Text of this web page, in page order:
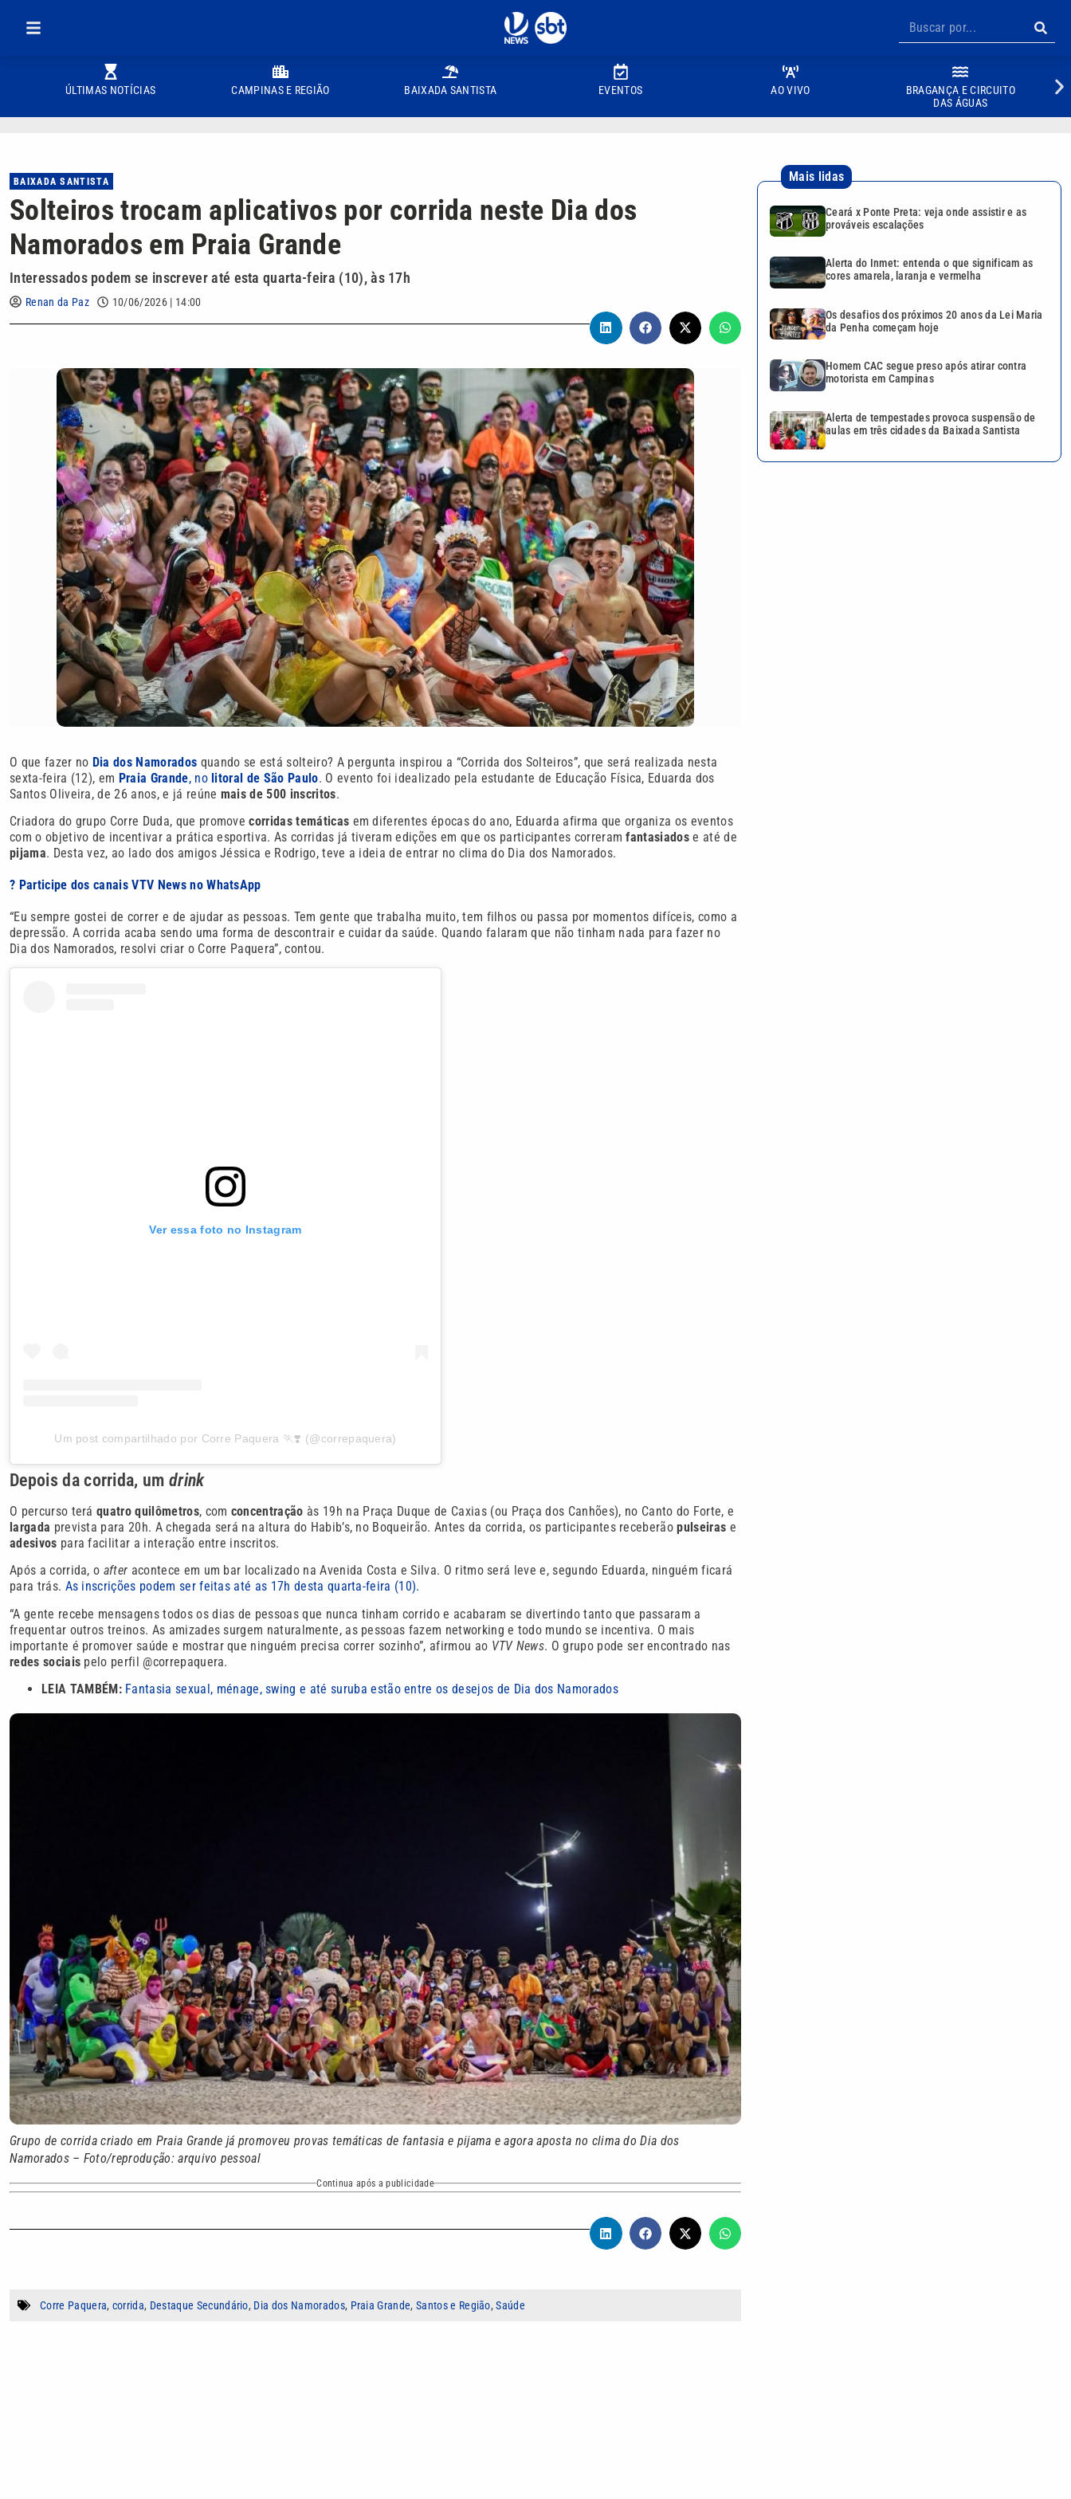
ÚLTIMAS NOTÍCIAS CAMPINAS E REGIÃO BAIXADA SANTISTA EVENTOS AO VIVO
BRAGANÇA E CIRCUITO
DAS ÁGUAS
BAIXADA SANTISTA
Solteiros trocam aplicativos por corrida neste Dia dos
Namorados em Praia Grande
Interessados podem se inscrever até esta quarta-feira (10), às 17h
Renan da Paz 10/06/2026 | 14:00
O que fazer no Dia dos Namorados quando se está solteiro? A pergunta inspirou a “Corrida dos Solteiros”, que será realizada nesta
sexta-feira (12), em Praia Grande, nolitoral de São Paulo. O evento foi idealizado pela estudante de Educação Física, Eduarda dos
Santos Oliveira, de 26 anos, e já reúne mais de 500 inscritos.
Criadora do grupo Corre Duda, que promove corridas temáticas em diferentes épocas do ano, Eduarda afirma que organiza os eventos
com o objetivo de incentivar a prática esportiva. As corridas já tiveram edições em que os participantes correramfantasiadose até de
pijama. Desta vez, ao lado dos amigos Jéssica e Rodrigo, teve a ideia de entrar no clima do Dia dos Namorados.
? Participe dos canais VTV News no WhatsApp
“Eu sempre gostei de correr e de ajudar as pessoas. Tem gente que trabalha muito, tem filhos ou passa por momentos difíceis, como a
depressão. A corrida acaba sendo uma forma de descontrair e cuidar da saúde. Quando falaram que não tinham nada para fazer no
Dia dos Namorados, resolvi criar o Corre Paquera”, contou.
Ver essa foto no Instagram
Um post compartilhado por Corre Paquera 🏃❣️ (@correpaquera)
Depois da corrida, umdrink
O percurso teráquatro quilômetros, com concentração às 19h na Praça Duque de Caxias (ou Praça dos Canhões), no Canto do Forte, e
largada prevista para 20h. A chegada será na altura do Habib’s, no Boqueirão. Antes da corrida, os participantes receberãopulseiras e
adesivos para facilitar a interação entre inscritos.
Após a corrida, o after acontece em um bar localizado na Avenida Costa e Silva. O ritmo será leve e, segundo Eduarda, ninguém ficará
para trás. As inscrições podem ser feitas até as 17h desta quarta-feira (10).
“A gente recebe mensagens todos os dias de pessoas que nunca tinham corrido e acabaram se divertindo tanto que passaram a
frequentar outros treinos. As amizades surgem naturalmente, as pessoas fazem networking e todo mundo se incentiva. O mais
importante é promover saúde e mostrar que ninguém precisa correr sozinho”, afirmou ao VTV News. O grupo pode ser encontrado nas
redes sociais pelo perfil @correpaquera.
LEIA TAMBÉM: Fantasia sexual, ménage, swing e até suruba estão entre os desejos de Dia dos Namorados
Grupo de corrida criado em Praia Grande já promoveu provas temáticas de fantasia e pijama e agora aposta no clima do Dia dos
Namorados – Foto/reprodução: arquivo pessoal
Continua após a publicidade
Corre Paquera, corrida, Destaque Secundário, Dia dos Namorados, Praia Grande,Santos e Região,Saúde
Mais lidas
Ceará x Ponte Preta: veja onde assistir e as
prováveis escalações
Alerta do Inmet: entenda o que significam as
cores amarela, laranja e vermelha
Os desafios dos próximos 20 anos da Lei Maria
da Penha começam hoje
Homem CAC segue preso após atirar contra
motorista em Campinas
Alerta de tempestades provoca suspensão de
aulas em três cidades da Baixada Santista